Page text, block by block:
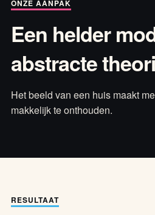
ONZE AANPAK
Een helder
abstracte
Het beeld van een huis maakt
makkelijk te onthouden.
RESULTAAT